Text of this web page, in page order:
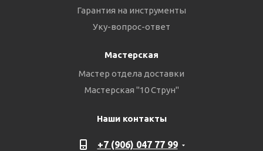
Гарантия на инструменты
Уку-вопрос-ответ
Мастерская
Мастер отдела доставки
Мастерская "10 Струн"
Наши контакты
+7 (906) 047 77 99